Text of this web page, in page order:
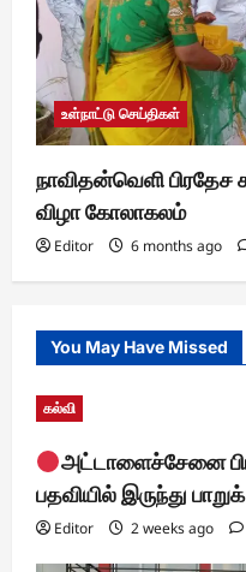
உள்நாட்டு செய்திகள்
நாவிதன்வெளி
விழா கோலாகலம்
Editor 6 months ago
You May Have Missed
கல்வி
அட்டாளைச்சேனை
பதவியில் இருந்து
Editor 2 weeks ago